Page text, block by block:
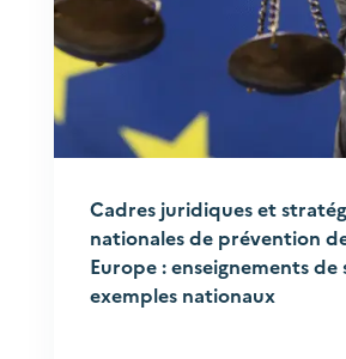
Cadres juridiques et
nationales de prévention
Europe : enseignements de
exemples nationaux